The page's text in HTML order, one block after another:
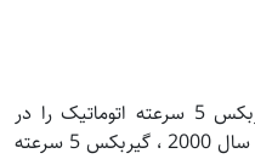
در سال 1991 ، ب ام و اولین گیربکس 5 سرعته اتوماتیک را در
پرچمداران سری 7 خود عرضه کرد. تا سال 2000 ، گیربکس 5 سرعته